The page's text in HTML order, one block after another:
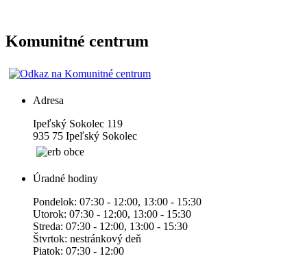
Komunitné centrum
Adresa
Ipeľský Sokolec 119
935 75 Ipeľský Sokolec
Úradné hodiny
Pondelok: 07:30 - 12:00, 13:00 - 15:30
Utorok: 07:30 - 12:00, 13:00 - 15:30
Streda: 07:30 - 12:00, 13:00 - 15:30
Štvrtok: nestránkový deň
Piatok: 07:30 - 12:00